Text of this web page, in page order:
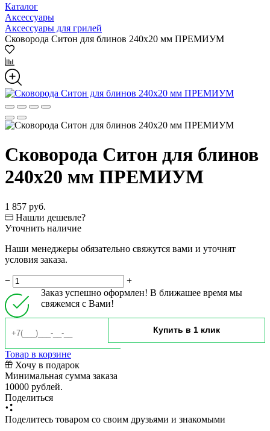
Каталог
Аксессуары
Аксессуары для грилей
Сковорода Ситон для блинов 240х20 мм ПРЕМИУМ
Сковорода Ситон для блинов
240х20 мм ПРЕМИУМ
1 857 руб.
Нашли дешевле?
Уточнить наличие
Наши менеджеры обязательно свяжутся вами и уточнят
условия заказа.
−
+
Заказ успешно оформлен! В ближашее время мы
свяжемся с Вами!
Товар в корзине
Хочу в подарок
Минимальная сумма заказа
10000 рублей.
Поделиться
Поделитесь товаром со своим друзьями и знакомыми